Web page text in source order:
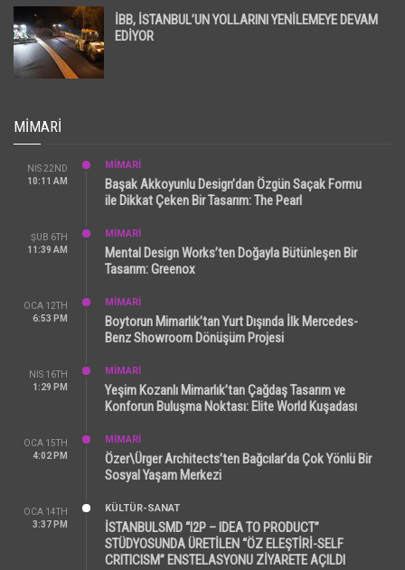
İBB, İSTANBUL’UN YOLLARINI YENİLEMEYE DEVAM
EDİYOR
MIMARI
NIS 22ND
10:11 AM
MİMARİ
Başak Akkoyunlu Design’dan Özgün Saçak Formu
ile Dikkat Çeken Bir Tasarım: The Pearl
ŞUB 6TH
11:39 AM
MİMARİ
Mental Design Works’ten Doğayla Bütünleşen Bir
Tasarım: Greenox
OCA 12TH
6:53 PM
MİMARİ
Boytorun Mimarlık’tan Yurt Dışında İlk Mercedes-
Benz Showroom Dönüşüm Projesi
NIS 16TH
1:29 PM
MİMARİ
Yeşim Kozanlı Mimarlık’tan Çağdaş Tasarım ve
Konforun Buluşma Noktası: Elite World Kuşadası
OCA 15TH
4:02 PM
MİMARİ
Özer\Ürger Architects’ten Bağcılar’da Çok Yönlü Bir
Sosyal Yaşam Merkezi
OCA 14TH
3:37 PM
KÜLTÜR-SANAT
İSTANBULSMD “I2P – IDEA TO PRODUCT”
STÜDYOSUNDA ÜRETİLEN “ÖZ ELEŞTİRİ-SELF
CRITICISM” ENSTELASYONU ZİYARETE AÇILDI